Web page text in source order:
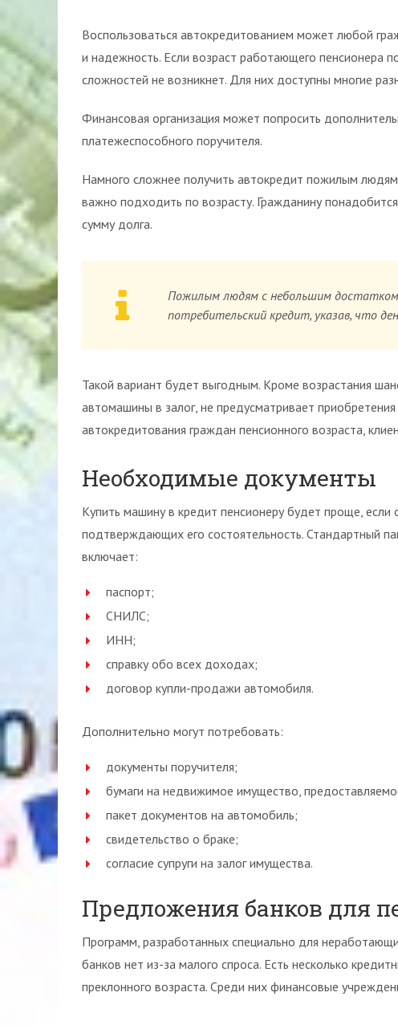
Воспользоваться автокредитованием может любой
и надежность. Если возраст работающего пенсионера
сложностей не возникнет. Для них доступны многие
Финансовая организация может попросить
платежеспособного поручителя.
Намного сложнее получить автокредит пожилым
важно подходить по возрасту. Гражданину
сумму долга.
Пожилым людям с небольшим достатком
потребительский кредит, указав, что
Такой вариант будет выгодным. Кроме возрастания
автомашины в залог, не предусматривает
автокредитования граждан пенсионного возраста,
Необходимые документы
Купить машину в кредит пенсионеру будет проще,
подтверждающих его состоятельность. Стандартный
включает:
паспорт;
СНИЛС;
ИНН;
справку обо всех доходах;
договор купли-продажи автомобиля.
Дополнительно могут потребовать:
документы поручителя;
бумаги на недвижимое имущество,
пакет документов на автомобиль;
свидетельство о браке;
согласие супруги на залог имущества.
Предложения банков для
Программ, разработанных специально для
банков нет из-за малого спроса. Есть несколько
преклонного возраста. Среди них финансовые